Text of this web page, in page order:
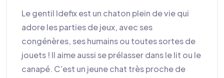
Le gentil Idefix est un chaton plein de vie qui
adore les parties de jeux, avec ses
congénères, ses humains ou toutes sortes de
jouets ! Il aime aussi se prélasser dans le lit ou le
canapé. C’est un jeune chat très proche de